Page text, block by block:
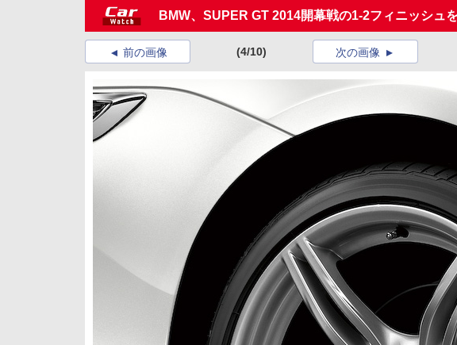
BMW、SUPER GT 2014開幕戦の1-2フィニッシュ
前の画像 (4/10) 次の画像